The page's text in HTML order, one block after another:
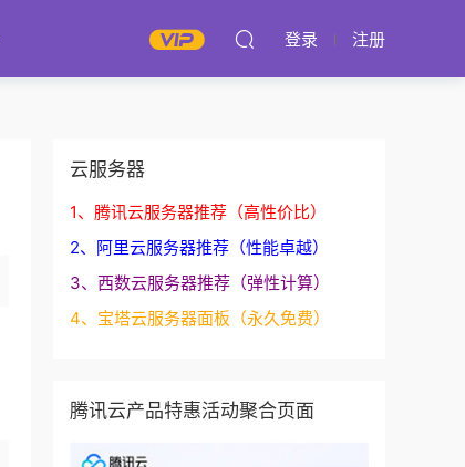
登录 注册
云服务器
1、腾讯云服务器推荐（高性价比）
2、阿里云服务器推荐（性能卓越）
3、西数云服务器推荐（弹性计算）
4、宝塔云服务器面板（永久免费）
腾讯云产品特惠活动聚合页面